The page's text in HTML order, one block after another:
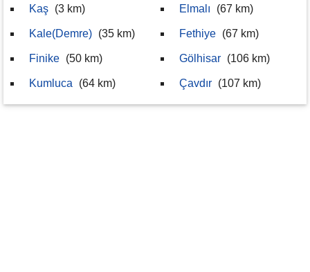
Kaş (3 km)
Kale(Demre) (35 km)
Finike (50 km)
Kumluca (64 km)
Elmalı (67 km)
Fethiye (67 km)
Gölhisar (106 km)
Çavdır (107 km)